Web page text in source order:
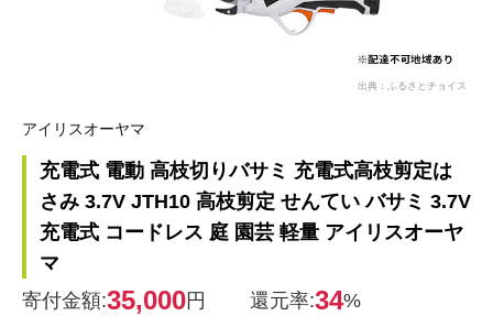
出典：ふるさとチョイス
アイリスオーヤマ
充電式 電動 高枝切りバサミ 充電式高枝剪定は
さみ 3.7V JTH10 高枝剪定 せんてい バサミ 3.7V
充電式 コードレス 庭 園芸 軽量 アイリスオーヤ
マ
寄付金額:35,000円 還元率:34%